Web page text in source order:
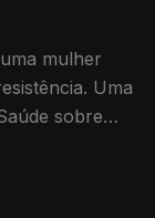
mulher
Uma
sobre